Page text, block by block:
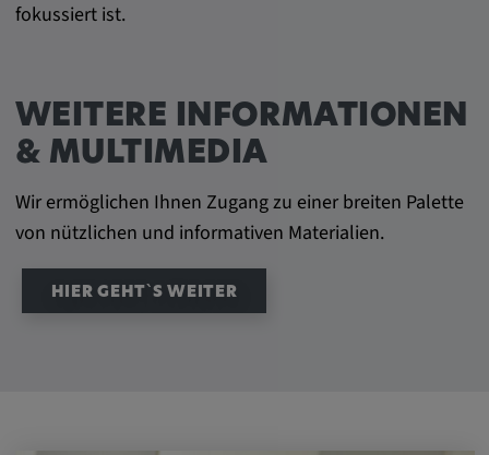
fokussiert ist.
WEITERE INFORMATIONEN
& MULTIMEDIA
Wir ermöglichen Ihnen Zugang zu einer breiten Palette
von nützlichen und informativen Materialien.
HIER GEHT`S WEITER